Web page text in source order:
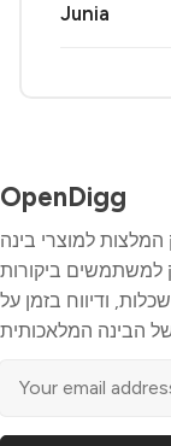
Junia
OpenDigg
למוצרי בינה
למשתמשים ביקורות
ודיווח בזמן על